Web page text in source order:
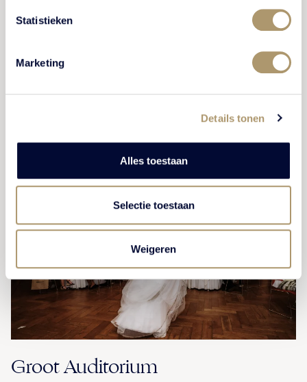
Statistieken
Marketing
Details tonen
Alles toestaan
Selectie toestaan
Weigeren
Bij mooi weer kunnen jullie hier samen met de gasten
genieten van een heerlijke lunch, uitbrengen van een
Groot Auditorium